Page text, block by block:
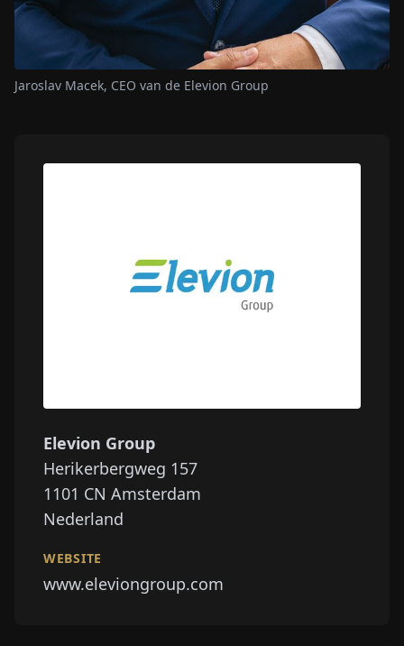
Jaroslav Macek, CEO van de Elevion Group
Elevion Group
Herikerbergweg 157
1101 CN Amsterdam
Nederland
WEBSITE
www.eleviongroup.com